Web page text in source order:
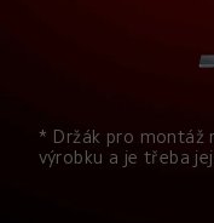
* Držák pro
výrobku a je třeba